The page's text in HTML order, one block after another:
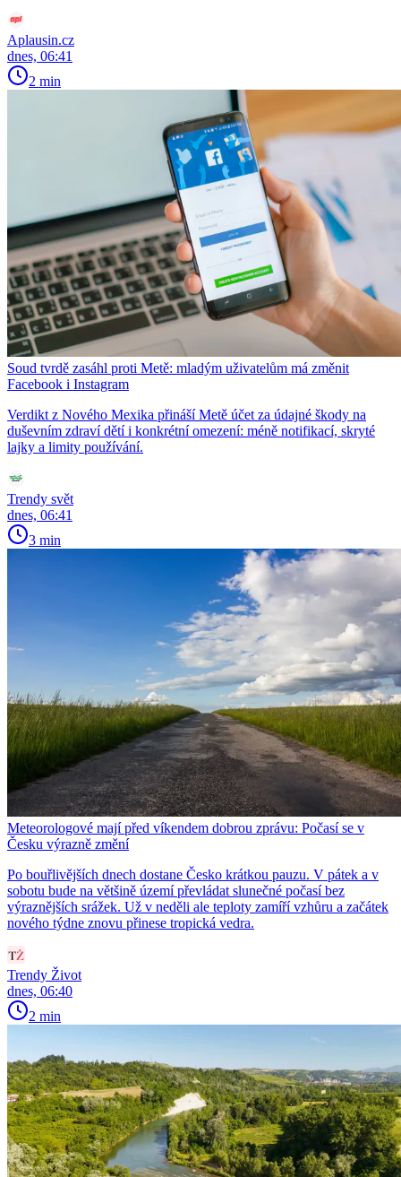
Aplausin.cz
dnes, 06:41
2 min
Soud tvrdě zasáhl proti Metě: mladým uživatelům má změnit
Facebook i Instagram
Verdikt z Nového Mexika přináší Metě účet za údajné škody na
duševním zdraví dětí i konkrétní omezení: méně notifikací, skryté
lajky a limity používání.
Trendy svět
dnes, 06:41
3 min
Meteorologové mají před víkendem dobrou zprávu: Počasí se v
Česku výrazně změní
Po bouřlivějších dnech dostane Česko krátkou pauzu. V pátek a v
sobotu bude na většině území převládat slunečné počasí bez
výraznějších srážek. Už v neděli ale teploty zamíří vzhůru a začátek
nového týdne znovu přinese tropická vedra.
Trendy Život
dnes, 06:40
2 min